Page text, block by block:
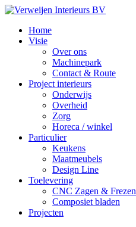
Home
Visie
Over ons
Machinepark
Contact & Route
Project interieurs
Onderwijs
Overheid
Zorg
Horeca / winkel
Particulier
Keukens
Maatmeubels
Design Line
Toelevering
CNC Zagen & Frezen
Composiet bladen
Projecten